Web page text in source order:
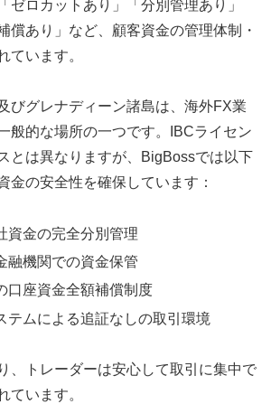
ゼロカットあり」「分別管理あり」
償あり」など、顧客資金の管理体制・
ています。
びグレナディーン諸島は、海外FX業
般的な場所の一つです。IBCライセン
とは異なりますが、BigBossでは以下
金の安全性を確保しています：
資金の完全分別管理
融機関での資金保管
口座資金全額補償制度
テムによる追証なしの取引環境
、トレーダーは安心して取引に集中で
ています。